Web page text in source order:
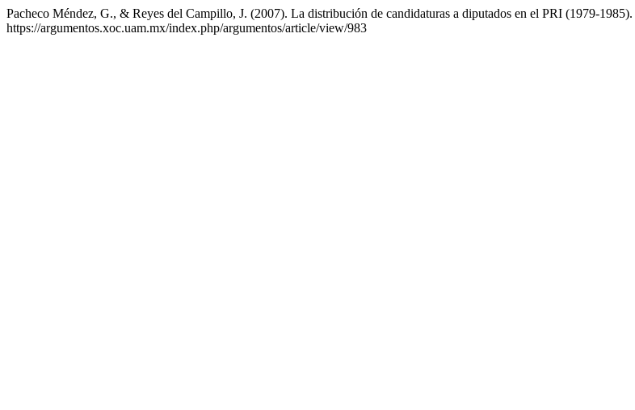
Pacheco Méndez, G., & Reyes del Campillo, J. (2007). La distribución de candidaturas a diputados en el PRI (1979-1985).
https://argumentos.xoc.uam.mx/index.php/argumentos/article/view/983